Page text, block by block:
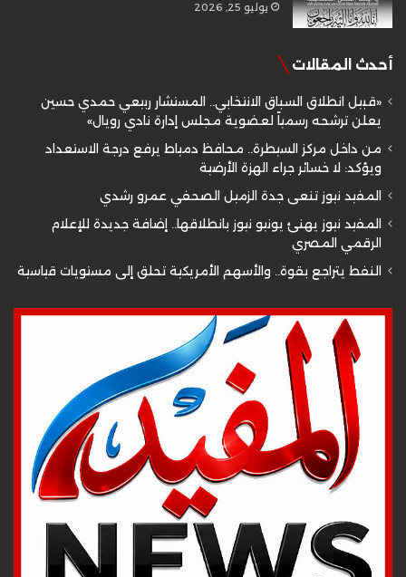
يوليو 25, 2026
أحدث المقالات
«قبيل انطلاق السباق الانتخابي.. المستشار ربيعي حمدي حسين
يعلن ترشحه رسمياً لعضوية مجلس إدارة نادي رويال»
من داخل مركز السيطرة.. محافظ دمياط يرفع درجة الاستعداد
ويؤكد: لا خسائر جراء الهزة الأرضية
المفيد نيوز تنعى جدة الزميل الصحفي عمرو رشدي
المفيد نيوز يهنئ يونيو نيوز بانطلاقها.. إضافة جديدة للإعلام
الرقمي المصري
النفط يتراجع بقوة.. والأسهم الأمريكية تحلق إلى مستويات قياسية